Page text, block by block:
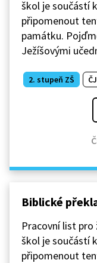
škol je součástí
připomenout
památku.
Ježíšovými
2. stupeň ZŠ
Biblické
Pracovní list pro
škol je součástí
připomenout